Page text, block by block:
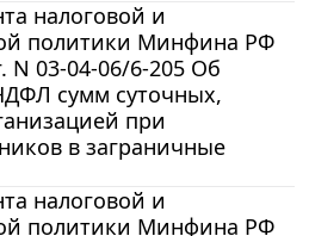
налоговой и
политики Минфина РФ
N 03-04-06/6-205 Об
сумм суточных,
при
в заграничные
налоговой и
политики Минфина РФ